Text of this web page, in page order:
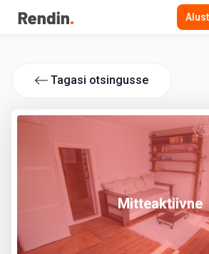
Tagasi otsingusse
Mitteaktiivne